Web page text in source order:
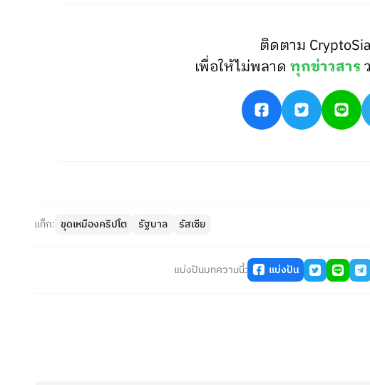
ติดตาม
เพื่อให้ไม่พลาดทุกข่าวสาร
แท็ก: ขุดเหมืองคริปโต รัฐบาล รัสเซีย
แบ่งปันบทความนี้: แบ่งปัน